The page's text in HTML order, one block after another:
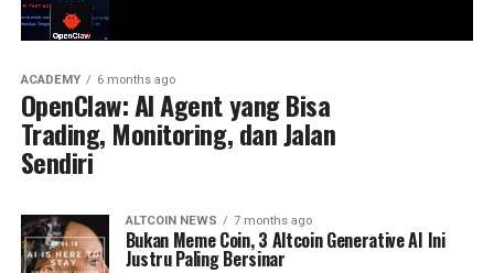
ACADEMY 6 months ago
OpenClaw: AI Agent yang Bisa
Trading, Monitoring, dan Jalan
Sendiri
ALTCOIN NEWS 7 months ago
Bukan Meme Coin, 3 Altcoin Generative AI Ini
Justru Paling Bersinar